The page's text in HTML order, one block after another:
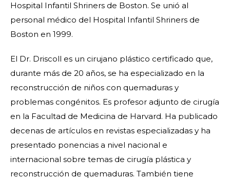
Hospital Infantil Shriners de Boston. Se unió al
personal médico del Hospital Infantil Shriners de
Boston en 1999.
El Dr. Driscoll es un cirujano plástico certificado que,
durante más de 20 años, se ha especializado en la
reconstrucción de niños con quemaduras y
problemas congénitos. Es profesor adjunto de cirugía
en la Facultad de Medicina de Harvard. Ha publicado
decenas de artículos en revistas especializadas y ha
presentado ponencias a nivel nacional e
internacional sobre temas de cirugía plástica y
reconstrucción de quemaduras. También tiene